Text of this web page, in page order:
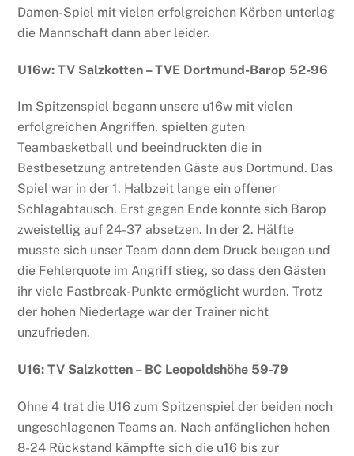
Damen-Spiel mit vielen erfolgreichen Körben unterlag
die Mannschaft dann aber leider.
U16w: TV Salzkotten – TVE Dortmund-Barop 52-96
Im Spitzenspiel begann unsere u16w mit vielen
erfolgreichen Angriffen, spielten guten
Teambasketball und beeindruckten die in
Bestbesetzung antretenden Gäste aus Dortmund. Das
Spiel war in der 1. Halbzeit lange ein offener
Schlagabtausch. Erst gegen Ende konnte sich Barop
zweistellig auf 24-37 absetzen. In der 2. Hälfte
musste sich unser Team dann dem Druck beugen und
die Fehlerquote im Angriff stieg, so dass den Gästen
ihr viele Fastbreak-Punkte ermöglicht wurden. Trotz
der hohen Niederlage war der Trainer nicht
unzufrieden.
U16: TV Salzkotten – BC Leopoldshöhe 59-79
Ohne 4 trat die U16 zum Spitzenspiel der beiden noch
ungeschlagenen Teams an. Nach anfänglichen hohen
8-24 Rückstand kämpfte sich die u16 bis zur